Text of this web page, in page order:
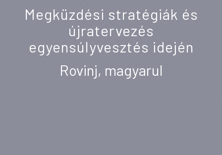
Megküzdési stratégiák és
újratervezés
egyensúlyvesztés idején
Rovinj, magyarul